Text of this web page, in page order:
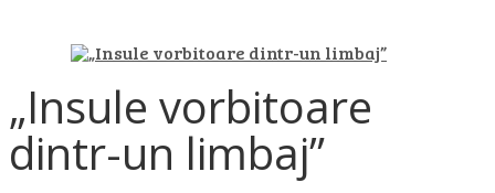
„Insule vorbitoare
dintr-un limbaj”